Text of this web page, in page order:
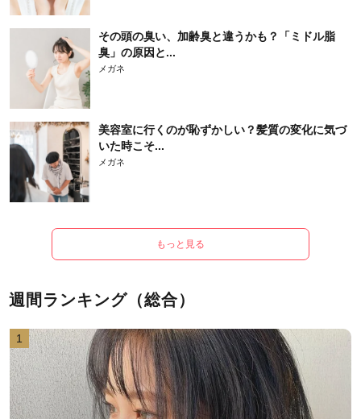
その頭の臭い、加齢臭と違うかも？「ミドル脂
臭」の原因と...
メガネ
美容室に行くのが恥ずかしい？髪質の変化に気づ
いた時こそ...
メガネ
もっと見る
週間ランキング（総合）
1